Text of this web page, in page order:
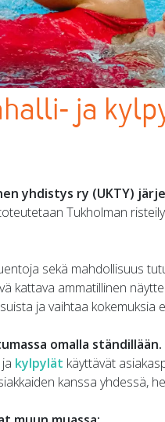
ja
yhdistys ry (UKTY)
Tukholman
sekä mahdollisuus
kattava ammatillinen
ja vaihtaa
omalla ständillään.
ja kylpylät käyttävät
kanssa yhdessä,